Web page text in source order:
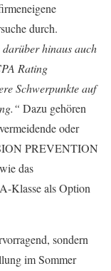
durch.
darüber hinaus auch
Rating
Schwerpunkte auf
Dazu gehören
oder
PREVENTION
das
Klasse als Option
sondern
im Sommer